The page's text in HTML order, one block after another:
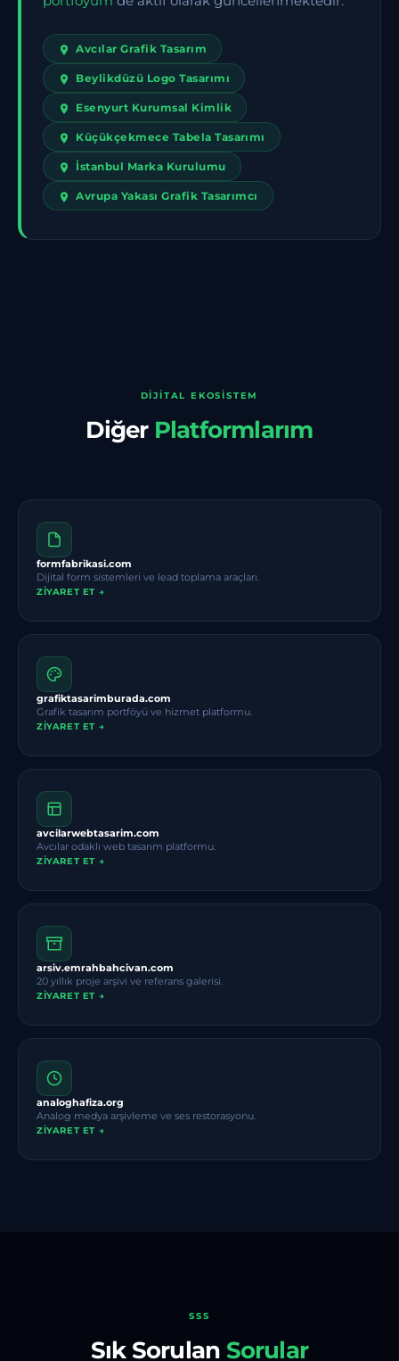
Avcılar Grafik Tasarım
Beylikdüzü Logo Tasarımı
Esenyurt Kurumsal Kimlik
Küçükçekmece Tabela Tasarımı
İstanbul Marka Kurulumu
Avrupa Yakası Grafik Tasarımcı
DIJITAL EKOSISTEM
Diğer Platformlarım
formfabrikasi.com
Dijital form sistemleri ve lead toplama araçları.
ZIYARET ET →
grafiktasarimburada.com
Grafik tasarım portföyü ve hizmet platformu.
ZIYARET ET →
avcilarwebtasarim.com
Avcılar odaklı web tasarım platformu.
ZIYARET ET →
arsiv.emrahbahcivan.com
20 yıllık proje arşivi ve referans galerisi.
ZIYARET ET →
analoghafiza.org
Analog medya arşivleme ve ses restorasyonu.
ZIYARET ET →
SSS
Sık Sorulan Sorular